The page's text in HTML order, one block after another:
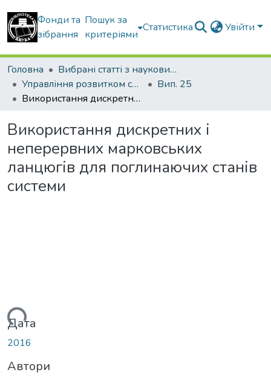
Фонди та
зібрання
Пошук за
критеріями
Статистика Увійти
Головна
Вибрані статті з наукових збірників КНУБА
Управління розвитком складних систем
Вип. 25
Використання дискретних і неперервних марковських ланцюгів для поглинаючих станів системи
Використання дискретних і
неперервних марковських
ланцюгів для поглинаючих станів
системи
Дата
2016
Автори